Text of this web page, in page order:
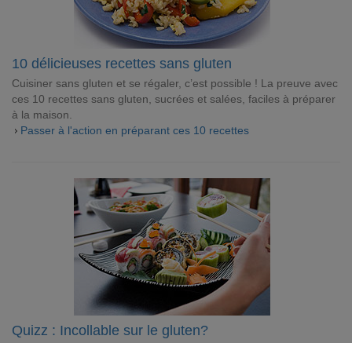
10 délicieuses recettes sans gluten
Cuisiner sans gluten et se régaler, c’est possible ! La preuve avec
ces 10 recettes sans gluten, sucrées et salées, faciles à préparer
à la maison.
Passer à l'action en préparant ces 10 recettes
Quizz : Incollable sur le gluten?